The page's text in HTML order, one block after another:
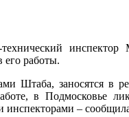
технический
его работы.
Штаба, заносятся в
в Подмосковье
инспекторами –